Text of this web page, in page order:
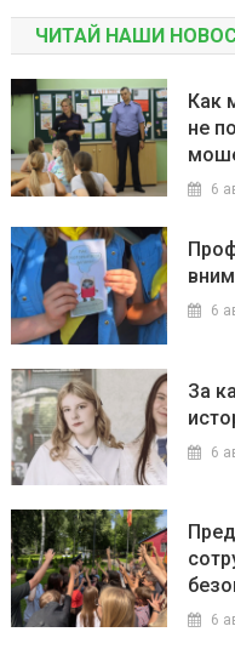
ЧИТАЙ НАШИ
Как
не
6
6
За
6
6